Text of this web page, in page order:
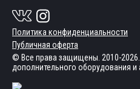
Политика конфиденциальности
Публичная оферта
© Все права защищены. 2010-2026.
дополнительного оборудования и